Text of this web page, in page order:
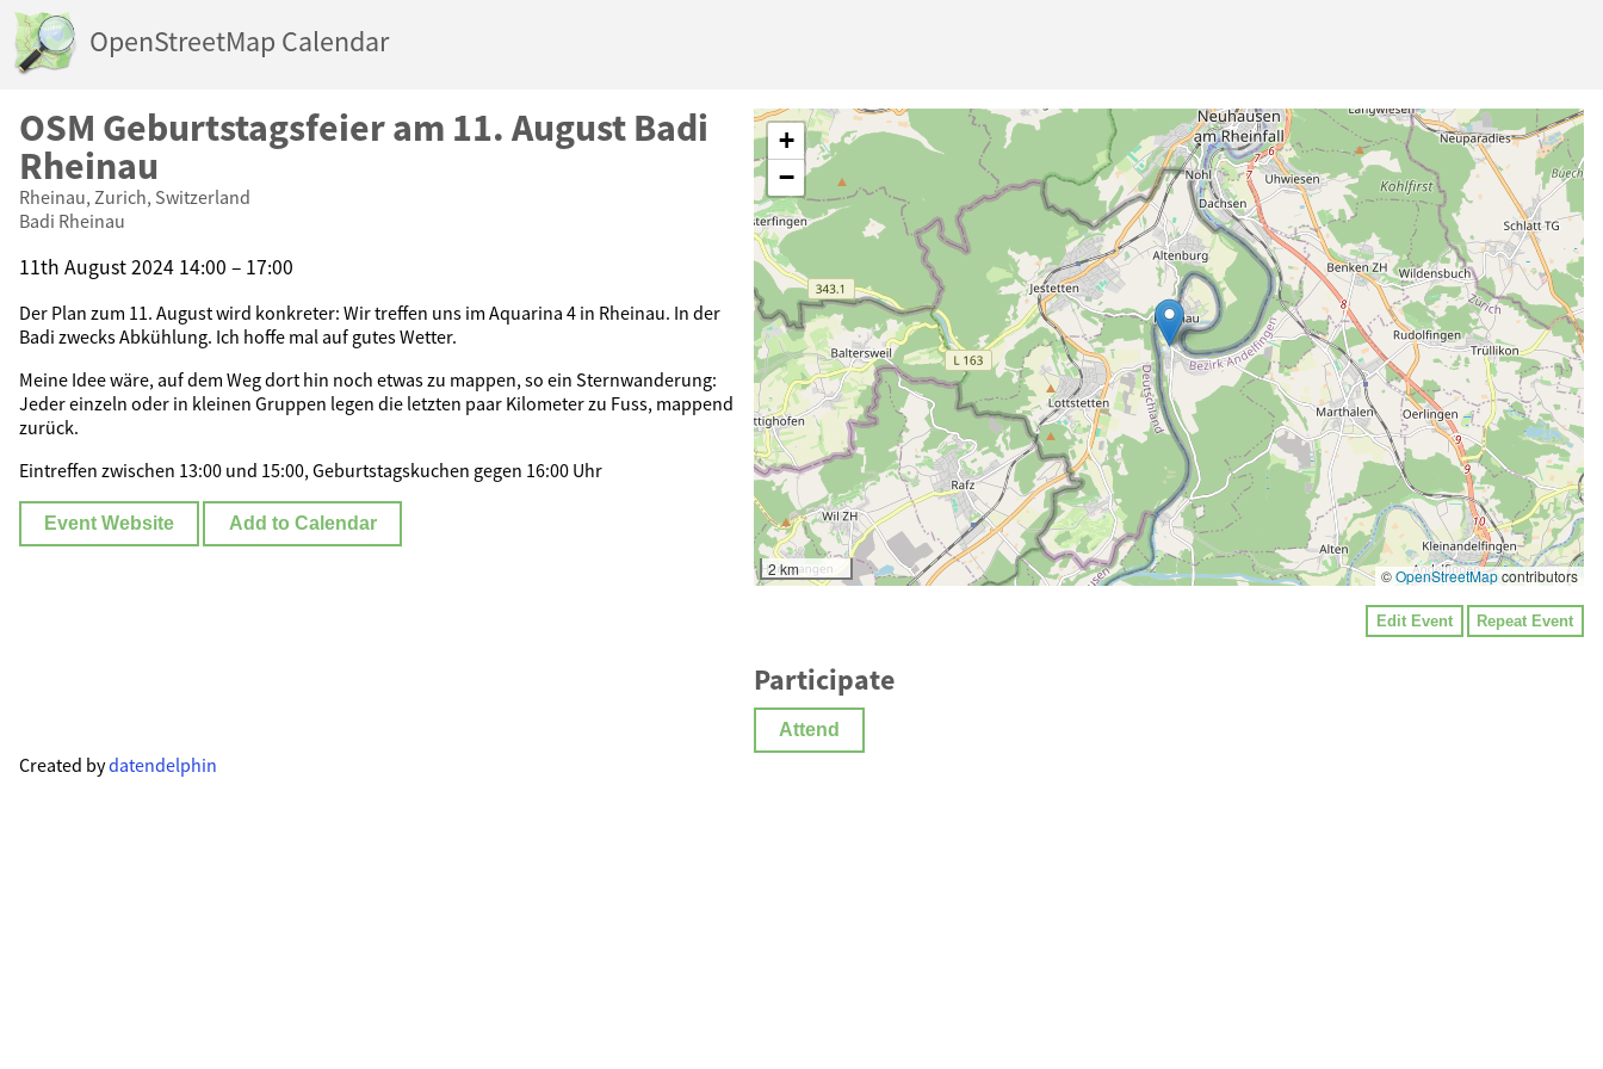
OpenStreetMap Calendar
OSM Geburtstagsfeier am 11. August Badi
Rheinau
Rheinau, Zurich, Switzerland
Badi Rheinau
11th August 2024 14:00 – 17:00
Der Plan zum 11. August wird konkreter: Wir treffen uns im Aquarina 4 in Rheinau. In der
Badi zwecks Abkühlung. Ich hoffe mal auf gutes Wetter.
Meine Idee wäre, auf dem Weg dort hin noch etwas zu mappen, so ein Sternwanderung:
Jeder einzeln oder in kleinen Gruppen legen die letzten paar Kilometer zu Fuss, mappend
zurück.
Eintreffen zwischen 13:00 und 15:00, Geburtstagskuchen gegen 16:00 Uhr
Event Website Add to Calendar
+
−
2 km ©OpenStreetMapcontributors
Edit Event Repeat Event
Participate
Attend
Created bydatendelphin